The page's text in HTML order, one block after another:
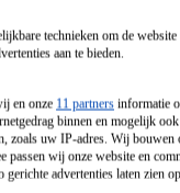
technieken om de website
aan te bieden.
en onze 11 partners informatie
binnen en mogelijk
zoals uw IP-adres. Wij
passen wij onze website en
advertenties laten zien